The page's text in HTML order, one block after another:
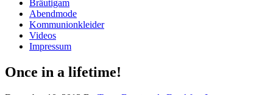
Bräutigam
Abendmode
Kommunionkleider
Videos
Impressum
Once in a lifetime!